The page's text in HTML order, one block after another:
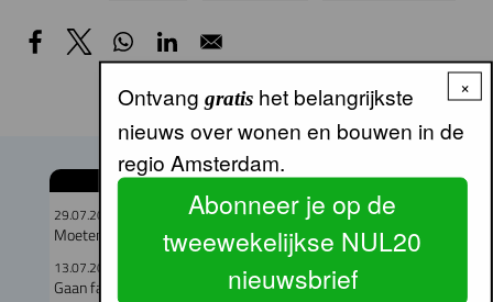
GERELATEERDE ARTIKELEN
29.07.2026
Moeten hooggelegen en laaggelegen corporaties fuseren?
13.07.2026
Gaan fabriekswoningen het woningtekort lenigen?
×
Ontvang gratishet belangrijkste
nieuws over wonen en bouwen in de
regio Amsterdam.
Abonneer je op de
tweewekelijkse NUL20
nieuwsbrief